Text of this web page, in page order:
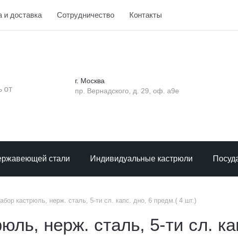
и доставка Сотрудничество Контакты
от
г. Москва
пр. Вернадского, д. 29, оф. а9е
стали Индивидуальные кастрюли
кастрюль, нерж. сталь, 5-ти сл. капс. дно, 6 предм.( 4 шт.)
нерж. сталь, 5-ти сл.